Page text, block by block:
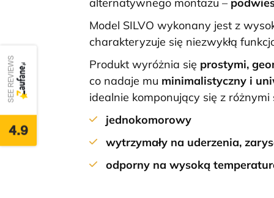
SEE REVIEWS
4.9
Model SILVO wykonany jest z
charakteryzuje się niezwykłą
Produkt wyróżnia się prostymi,
co nadaje mu minimalistyczny i
idealnie komponujący się z
jednokomorowy
wytrzymały na uderzenia,
odporny na wysoką